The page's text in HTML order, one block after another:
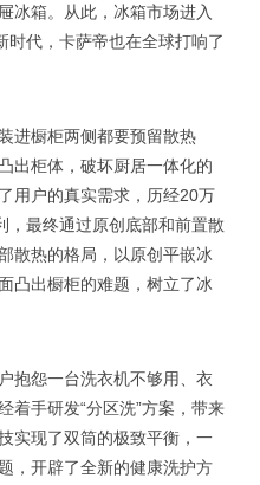
冰箱。从此，冰箱市场进入
时代，卡萨帝也在全球打响了
进橱柜两侧都要预留散热
出柜体，破坏厨居一体化的
用户的真实需求，历经20万
，最终通过原创底部和前置散
散热的格局，以原创平嵌冰
凸出橱柜的难题，树立了冰
抱怨一台洗衣机不够用、衣
着手研发“分区洗”方案，带来
实现了双筒的极致平衡，一
，开辟了全新的健康洗护方